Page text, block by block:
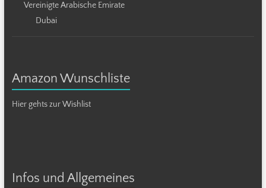
Vereinigte Arabische Emirate
Dubai
Amazon Wunschliste
Hier gehts zur Wishlist
Infos und Allgemeines